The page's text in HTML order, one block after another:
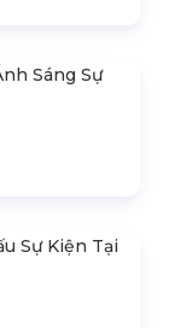
Sáng Sự
Sự Kiện Tại